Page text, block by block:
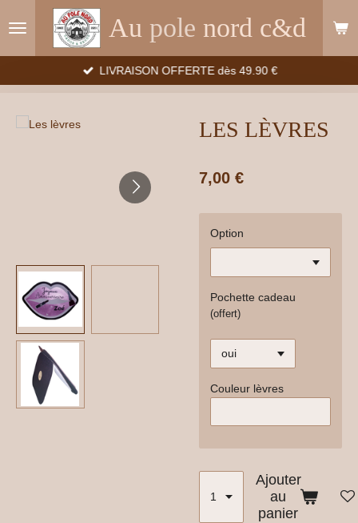
au
Au pole nord c&d
LIVRAISON OFFERTE dès 49.90 €
LES LÈVRES
7,00 €
Option
Pochette cadeau
(offert)
Couleur lèvres
Ajouter
au
panier